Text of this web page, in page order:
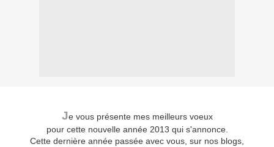
Je vous présente mes meilleurs voeux
pour cette nouvelle année 2013 qui s'annonce.
Cette dernière année passée avec vous, sur nos blogs,